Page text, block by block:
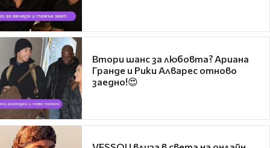
Втори шанс за любовта? Ариана
Гранде и Рики Алварес отново
заедно!😍